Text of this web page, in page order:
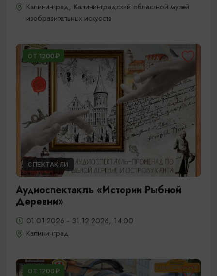
Калининград, Калининградский областной музей
изобразительных искусств
ОТ 1200₽
СПЕКТАКЛИ
Аудиоспектакль «Истории Рыбной
Деревни»
01.01.2026 - 31.12.2026, 14:00
Калининград
ОТ 1200₽